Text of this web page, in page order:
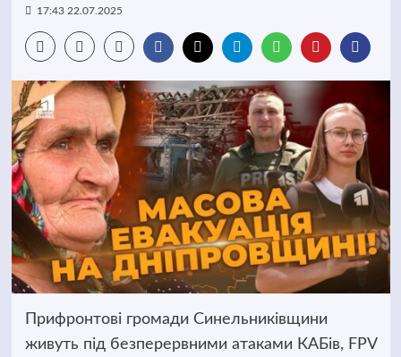
17:43 22.07.2025
Прифронтові громади Синельниківщини
живуть під безперервними атаками КАБів, FPV